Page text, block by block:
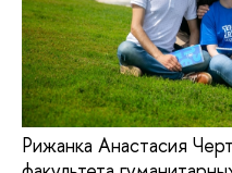
Рижанка Анастасия